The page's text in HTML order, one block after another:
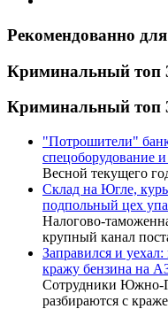
Рекомендованно
Криминальный топ
Криминальный топ
"Потрошители"
спецоборудование
Весной текущего
Склад на Югле,
подпольный цех
Налогово-
крупный канал
Заправился и
кражу бензина на
Сотрудники Южно-
разбираются с